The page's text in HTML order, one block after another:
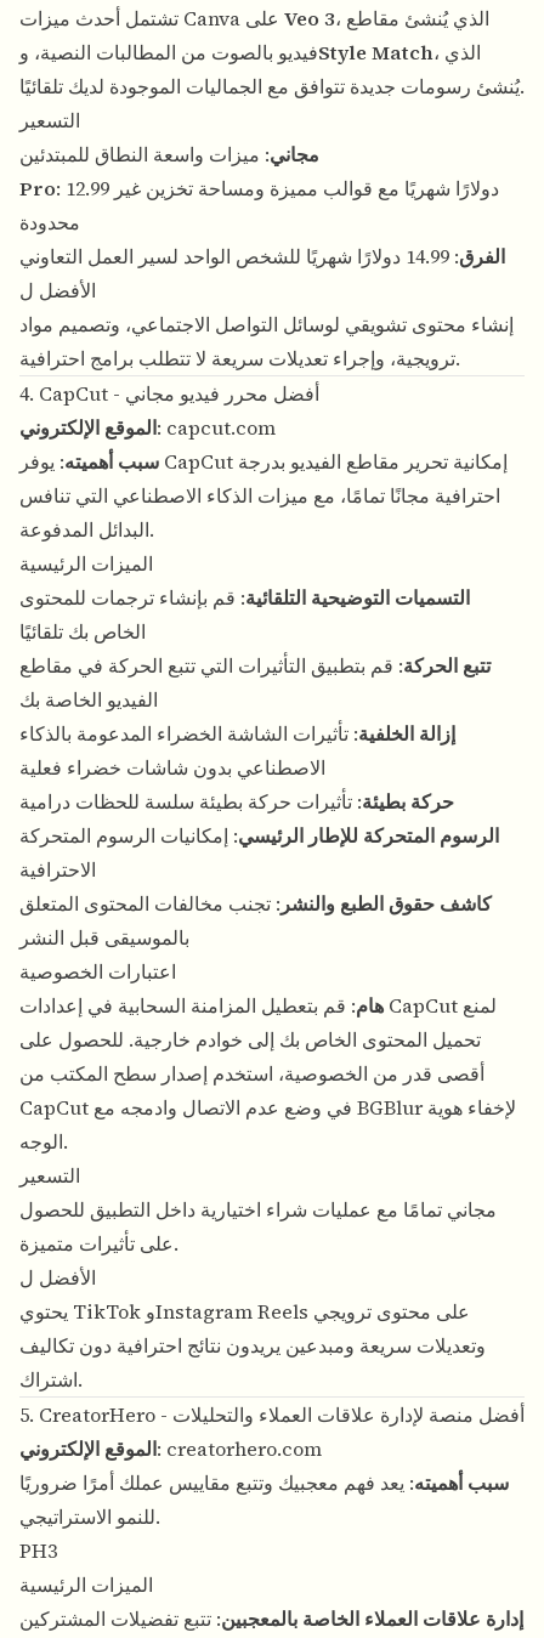
Veo 3، الذي يُنشئ مقاطع
فيديو بالصوت من المطالبات النصية، وStyle Match، الذي
يُنشئ رسومات جديدة تتوافق مع الجماليات الموجودة لديك تلقائيًا.
التسعير
مجاني: ميزات واسعة النطاق للمبتدئين
Pro: 12.99 دولارًا شهريًا مع قوالب مميزة ومساحة تخزين غير
محدودة
الفرق: 14.99 دولارًا شهريًا للشخص الواحد لسير العمل التعاوني
الأفضل ل
إنشاء محتوى تشويقي لوسائل التواصل الاجتماعي، وتصميم مواد
ترويجية، وإجراء تعديلات سريعة لا تتطلب برامج احترافية.
4. CapCut - أفضل محرر فيديو مجاني
الموقع الإلكتروني: capcut.com
سبب أهميته: يوفر CapCut إمكانية تحرير مقاطع الفيديو بدرجة
احترافية مجانًا تمامًا، مع ميزات الذكاء الاصطناعي التي تنافس
البدائل المدفوعة.
الميزات الرئيسية
التسميات التوضيحية التلقائية: قم بإنشاء ترجمات للمحتوى
الخاص بك تلقائيًا
تتبع الحركة: قم بتطبيق التأثيرات التي تتبع الحركة في مقاطع
الفيديو الخاصة بك
إزالة الخلفية: تأثيرات الشاشة الخضراء المدعومة بالذكاء
الاصطناعي بدون شاشات خضراء فعلية
حركة بطيئة: تأثيرات حركة بطيئة سلسة للحظات درامية
الرسوم المتحركة للإطار الرئيسي: إمكانيات الرسوم المتحركة
الاحترافية
كاشف حقوق الطبع والنشر : تجنب مخالفات المحتوى المتعلق
بالموسيقى قبل النشر
اعتبارات الخصوصية
هام: قم بتعطيل المزامنة السحابية في إعدادات CapCut لمنع
تحميل المحتوى الخاص بك إلى خوادم خارجية. للحصول على
أقصى قدر من الخصوصية، استخدم إصدار سطح المكتب من
CapCut في وضع عدم الاتصال وادمجه مع BGBlur لإخفاء هوية
الوجه.
التسعير
مجاني تمامًا مع عمليات شراء اختيارية داخل التطبيق للحصول
على تأثيرات متميزة.
الأفضل ل
يحتوي TikTok وInstagram Reels على محتوى ترويجي
وتعديلات سريعة ومبدعين يريدون نتائج احترافية دون تكاليف
اشتراك.
5. CreatorHero - أفضل منصة لإدارة علاقات العملاء والتحليلات
الموقع الإلكتروني: creatorhero.com
سبب أهميته: يعد فهم معجبيك وتتبع مقاييس عملك أمرًا ضروريًا
للنمو الاستراتيجي.
PH3
الميزات الرئيسية
إدارة علاقات العملاء الخاصة بالمعجبين: تتبع تفضيلات المشتركين